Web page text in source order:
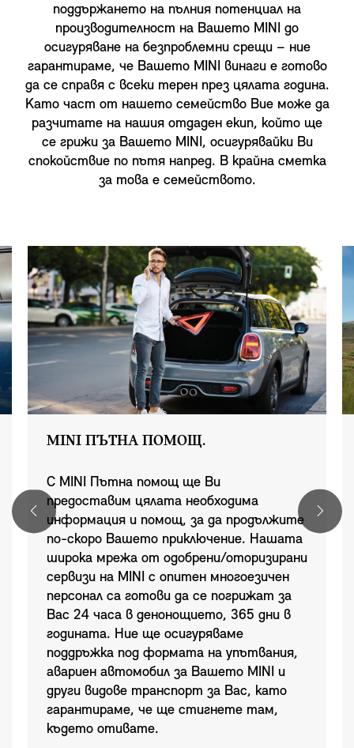
поддържането на пълния потенциал на
производителност на Вашето MINI до
осигуряване на безпроблемни срещи – ние
гарантираме, че Вашето MINI винаги е готово
да се справя с всеки терен през цялата година.
Като част от нашето семейство Вие може да
разчитате на нашия отдаден екип, който ще
се грижи за Вашето MINI, осигурявайки Ви
спокойствие по пътя напред. В крайна сметка
за това е семейството.
MINI ПЪТНА ПОМОЩ.
С MINI Пътна помощ ще Ви
предоставим цялата необходима
информация и помощ, за да продължите
по-скоро Вашето приключение. Нашата
широка мрежа от одобрени/оторизирани
сервизи на MINI с опитен многоезичен
персонал са готови да се погрижат за
Вас 24 часа в денонощието, 365 дни в
годината. Ние ще осигуряваме
поддръжка под формата на упътвания,
авариен автомобил за Вашето MINI и
други видове транспорт за Вас, като
гарантираме, че ще стигнете там,
където отивате.